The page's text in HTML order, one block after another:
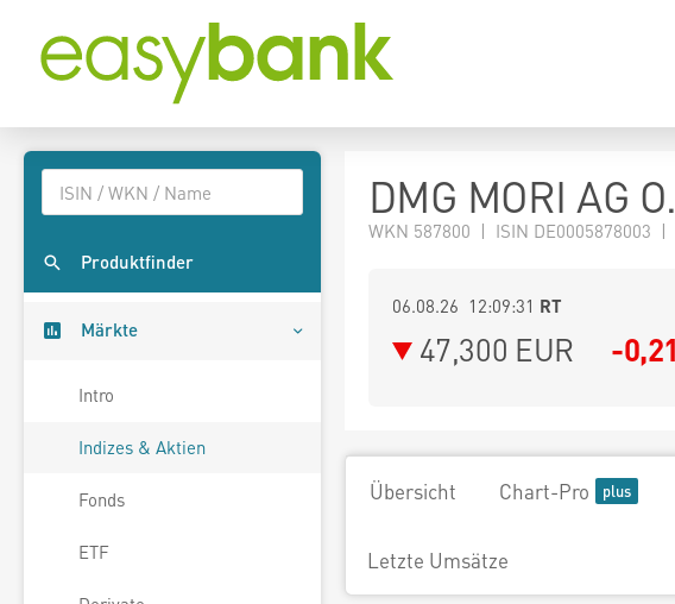
Produktfinder
Märkte
Intro
Indizes & Aktien
Fonds
ETF
DMG MORI AG
WKN 587800 | ISIN DE0005878003
06.08.26 12:09:31 RT
47,300 EUR -
Übersicht Chart-Pro
Letzte Umsätze